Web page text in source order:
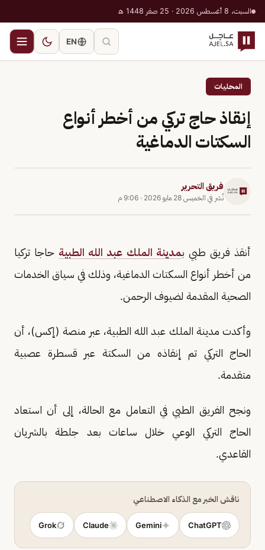
السبت، 8 أغسطس 2026 · 25 صفر 1448 هـ
EN
المحليات
إنقاذ حاج تركي من أخطر أنواع
السكتات الدماغية
فريق التحرير
نُشر في الخميس 28 مايو 2026 · 9:06 م
أنقذ فريق طبي بمدينة الملك عبد الله الطبية حاجا تركيا
من أخطر أنواع السكتات الدماغية، وذلك في سياق الخدمات
الصحية المقدمة لضيوف الرحمن.
وأكدت مدينة الملك عبد الله الطبية، عبر منصة (إكس)، أن
الحاج التركي تم إنقاذه من السكتة عبر قسطرة عصبية
متقدمة.
ونجح الفريق الطبي في التعامل مع الحالة، إلى أن استعاد
الحاج التركي الوعي خلال ساعات بعد جلطة بالشريان
القاعدي.
ناقش الخبر مع الذكاء الاصطناعي
ChatGPT
Gemini
Claude
Grok